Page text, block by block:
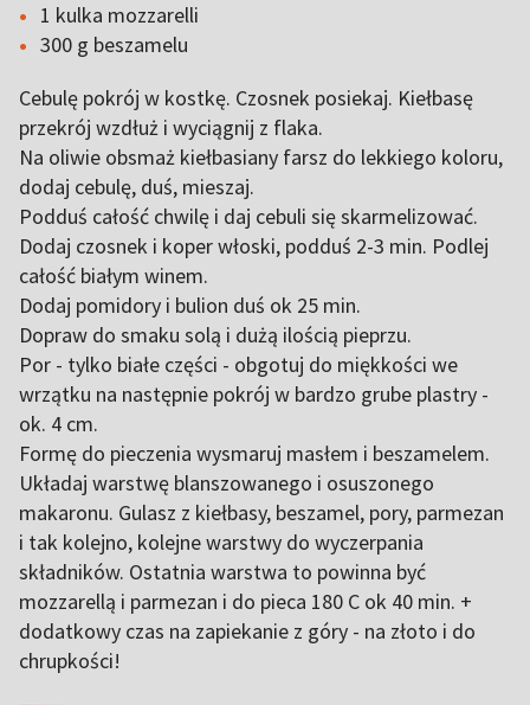
1 kulka mozzarelli
300 g beszamelu
Cebulę pokrój w kostkę. Czosnek posiekaj. Kiełbasę
przekrój wzdłuż i wyciągnij z flaka.
Na oliwie obsmaż kiełbasiany farsz do lekkiego koloru,
dodaj cebulę, duś, mieszaj.
Podduś całość chwilę i daj cebuli się skarmelizować.
Dodaj czosnek i koper włoski, podduś 2-3 min. Podlej
całość białym winem.
Dodaj pomidory i bulion duś ok 25 min.
Dopraw do smaku solą i dużą ilością pieprzu.
Por - tylko białe części - obgotuj do miękkości we
wrzątku na następnie pokrój w bardzo grube plastry -
ok. 4 cm.
Formę do pieczenia wysmaruj masłem i beszamelem.
Układaj warstwę blanszowanego i osuszonego
makaronu. Gulasz z kiełbasy, beszamel, pory, parmezan
i tak kolejno, kolejne warstwy do wyczerpania
składników. Ostatnia warstwa to powinna być
mozzarellą i parmezan i do pieca 180 C ok 40 min. +
dodatkowy czas na zapiekanie z góry - na złoto i do
chrupkości!